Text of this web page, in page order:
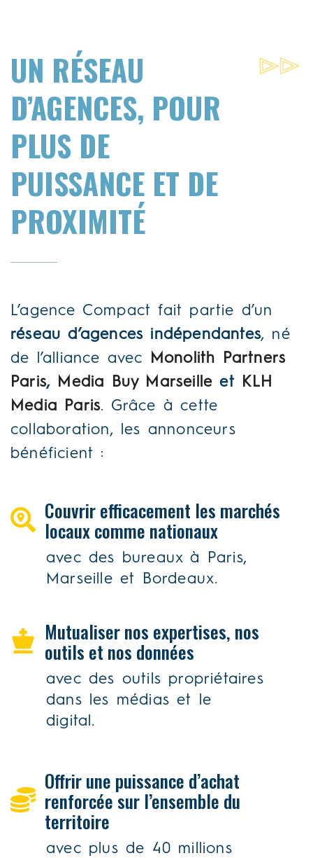
UN RÉSEAU
D’AGENCES, POUR
PLUS DE
PUISSANCE ET DE
PROXIMITÉ
L’agence Compact fait partie d’un
réseau d’agences indépendantes, né
de l’alliance avec Monolith Partners
Paris, Media Buy Marseille et KLH
Media Paris. Grâce à cette
collaboration, les annonceurs
bénéficient :
Couvrir efficacement les marchés
locaux comme nationaux
avec des bureaux à Paris,
Marseille et Bordeaux.
Mutualiser nos expertises, nos
outils et nos données
avec des outils propriétaires
dans les médias et le
digital.
Offrir une puissance d’achat
renforcée sur l’ensemble du
territoire
avec plus de 40 millions